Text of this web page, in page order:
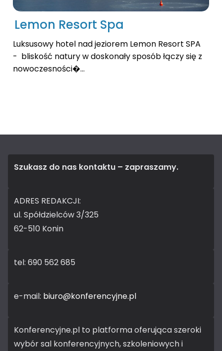
Lemon Resort Spa
Luksusowy hotel nad jeziorem Lemon Resort SPA
- bliskość natury w doskonały sposób łączy się z
nowoczesności�...
Szukasz do nas kontaktu – zapraszamy.
ADRES REDAKCJI:
ul. Spółdzielców 3/325
62-510 Konin
tel: 690 562 685
e-mail: biuro@konferencyjne.pl
Konferencyjne.pl to platforma oferująca szeroki
wybór sal konferencyjnych, szkoleniowych i